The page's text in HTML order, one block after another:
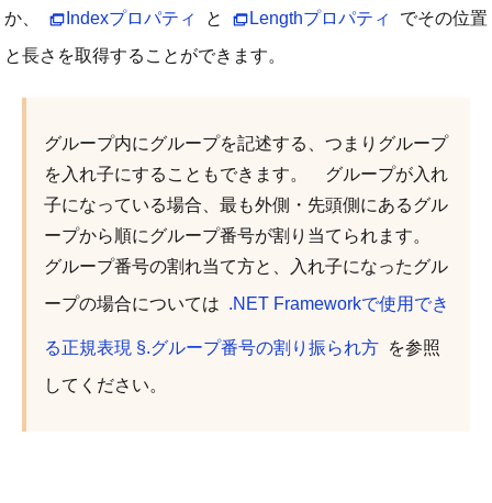
か、
Indexプロパティ と Lengthプロパティ
でその位置
と長さを取得することができます。
グループ内にグループを記述する、つまりグループ
を入れ子にすることもできます。 グループが入れ
子になっている場合、最も外側・先頭側にあるグル
ープから順にグループ番号が割り当てられます。
グループ番号の割れ当て方と、入れ子になったグル
ープの場合については .NET Frameworkで使用でき
る正規表現 §.グループ番号の割り振られ方 を参照
してください。